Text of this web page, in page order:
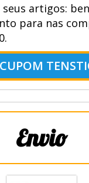
artigos:
para nas
Envio